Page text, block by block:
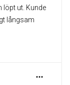
löpt ut. Kunde
långsam